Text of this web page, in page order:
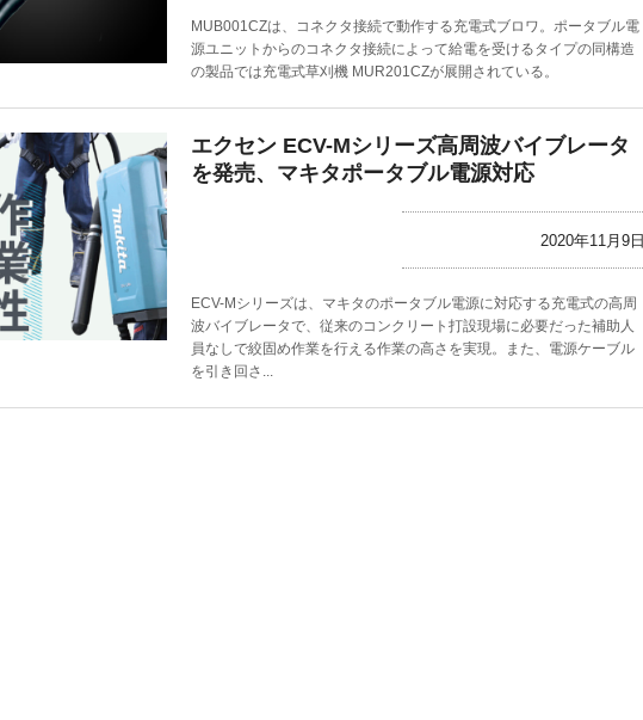
MUB001CZは、コネクタ接続で動作する充電式ブロワ。ポータブル電
源ユニットからのコネクタ接続によって給電を受けるタイプの同構造
の製品では充電式草刈機 MUR201CZが展開されている。
エクセン ECV-Mシリーズ高周波バイブレータ
を発売、マキタポータブル電源対応
2020年11月9日
ECV-Mシリーズは、マキタのポータブル電源に対応する充電式の高周
波バイブレータで、従来のコンクリート打設現場に必要だった補助人
員なしで絞固め作業を行える作業の高さを実現。また、電源ケーブル
を引き回さ...